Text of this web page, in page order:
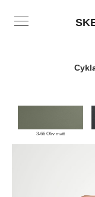
3-66 Oliv matt